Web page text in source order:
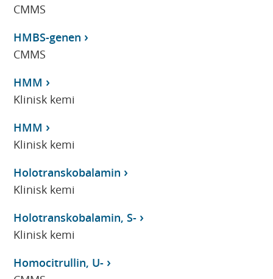
CMMS
HMBS-genen
CMMS
HMM
Klinisk kemi
HMM
Klinisk kemi
Holotranskobalamin
Klinisk kemi
Holotranskobalamin, S-
Klinisk kemi
Homocitrullin, U-